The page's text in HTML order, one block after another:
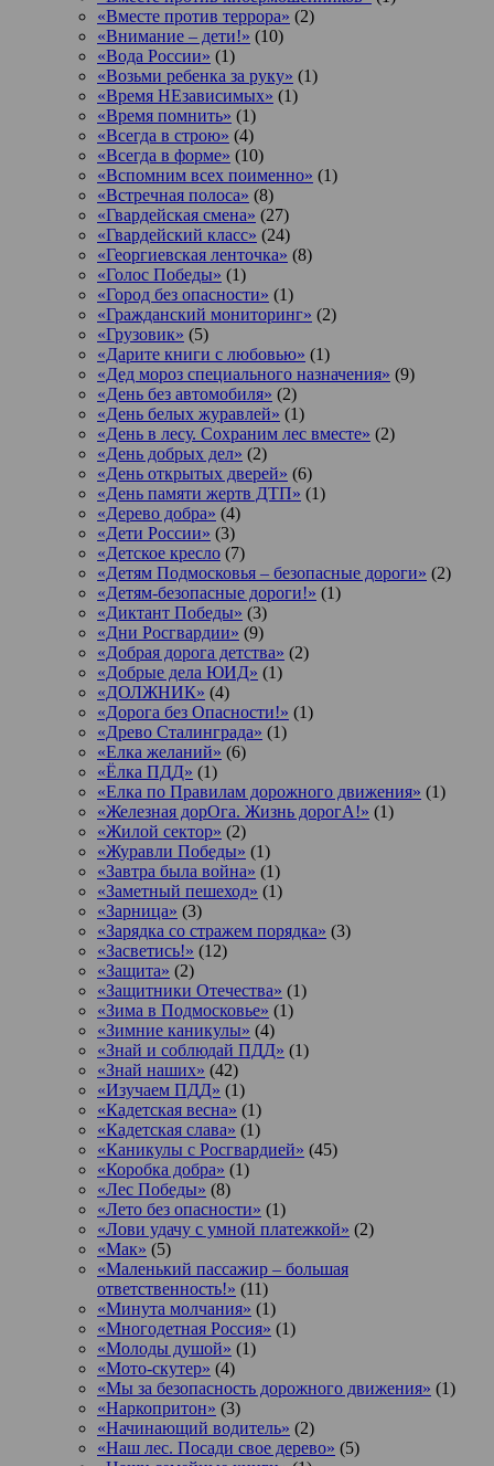
«Вместе против террора» (2)
«Внимание – дети!» (10)
«Вода России» (1)
«Возьми ребенка за руку» (1)
«Время НЕзависимых» (1)
«Время помнить» (1)
«Всегда в строю» (4)
«Всегда в форме» (10)
«Вспомним всех поименно» (1)
«Встречная полоса» (8)
«Гвардейская смена» (27)
«Гвардейский класс» (24)
«Георгиевская ленточка» (8)
«Голос Победы» (1)
«Город без опасности» (1)
«Гражданский мониторинг» (2)
«Грузовик» (5)
«Дарите книги с любовью» (1)
«Дед мороз специального назначения» (9)
«День без автомобиля» (2)
«День белых журавлей» (1)
«День в лесу. Сохраним лес вместе» (2)
«День добрых дел» (2)
«День открытых дверей» (6)
«День памяти жертв ДТП» (1)
«Дерево добра» (4)
«Дети России» (3)
«Детское кресло (7)
«Детям Подмосковья – безопасные дороги» (2)
«Детям-безопасные дороги!» (1)
«Диктант Победы» (3)
«Дни Росгвардии» (9)
«Добрая дорога детства» (2)
«Добрые дела ЮИД» (1)
«ДОЛЖНИК» (4)
«Дорога без Опасности!» (1)
«Древо Сталинграда» (1)
«Елка желаний» (6)
«Ёлка ПДД» (1)
«Елка по Правилам дорожного движения» (1)
«Железная дорОга. Жизнь дорогА!» (1)
«Жилой сектор» (2)
«Журавли Победы» (1)
«Завтра была война» (1)
«Заметный пешеход» (1)
«Зарница» (3)
«Зарядка со стражем порядка» (3)
«Засветись!» (12)
«Защита» (2)
«Защитники Отечества» (1)
«Зима в Подмосковье» (1)
«Зимние каникулы» (4)
«Знай и соблюдай ПДД» (1)
«Знай наших» (42)
«Изучаем ПДД» (1)
«Кадетская весна» (1)
«Кадетская слава» (1)
«Каникулы с Росгвардией» (45)
«Коробка добра» (1)
«Лес Победы» (8)
«Лето без опасности» (1)
«Лови удачу с умной платежкой» (2)
«Мак» (5)
«Маленький пассажир – большая
ответственность!» (11)
«Минута молчания» (1)
«Многодетная Россия» (1)
«Молоды душой» (1)
«Мото-скутер» (4)
«Мы за безопасность дорожного движения» (1)
«Наркопритон» (3)
«Начинающий водитель» (2)
«Наш лес. Посади свое дерево» (5)